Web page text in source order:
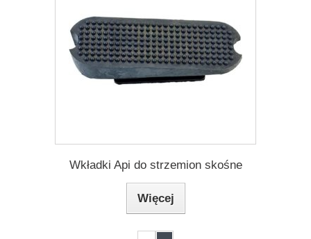
Wkładki Api do strzemion skośne
Więcej